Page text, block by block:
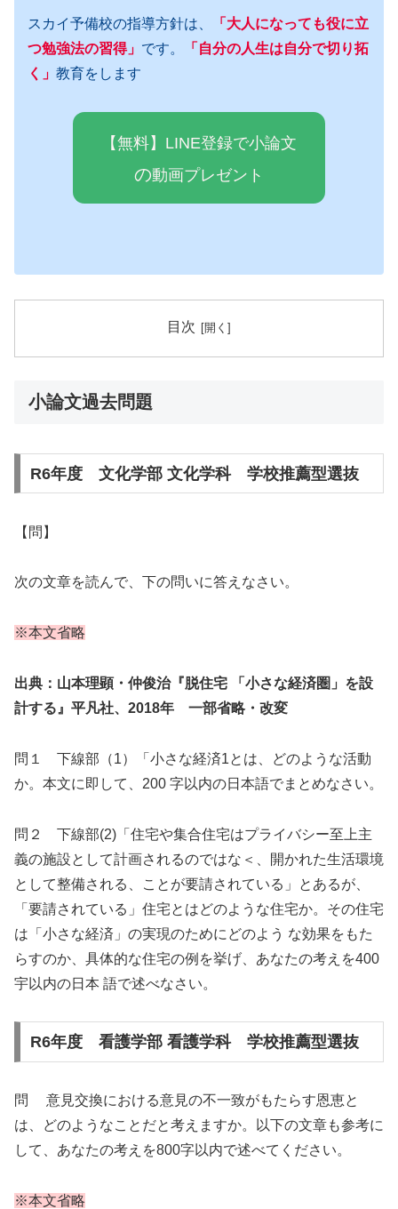
スカイ予備校の指導方針は、
「大人になっても役に立
つ勉強法の習得」 です。
「自分の人生は自分で切り拓
く」 教育をします
【無料】LINE登録で小論文
の動画プレゼン ト
目次
小論文過去問題
R6年度 文化学部 文化学科 学校推薦型選抜
【問】
次の文章を読んで、下の問いに答えなさい。
※本文省略
出典：山本理顕・仲俊治『脱住宅 「小さな経済圏」を設
計する』平凡社、2018年 一部省略・改変
問１ 下線部（1）「小さな経済1とは、どのような活動
か。本文に即して、200 字以内の日本語でまとめなさい。
問２ 下線部(2)「住宅や集合住宅はプライバシー至上主
義の施設として計画されるのではな＜、開かれた生活環境
として整備される、ことが要請されている」とあるが、
「要請されている」住宅とはどのような住宅か。その住宅
は「小さな経済」の実現のためにどのよう な効果をもた
らすのか、具体的な住宅の例を挙げ、あなたの考えを400
宇以内の日本 語で述べなさい。
R6年度 看護学部 看護学科 学校推薦型選抜
問 意見交換における意見の不一致がもたらす恩恵と
は、どのようなことだと考えますか。以下の文章も参考に
して、あなたの考えを800字以内で述べてください。
※本文省略